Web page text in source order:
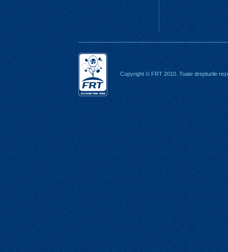
Copyright © FRT 2010. Toate drepturile